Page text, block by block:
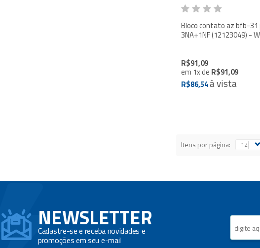
Bloco contato az bfb-
3NA+1NF (12123049) -
R$91,09
em 1xde R$91,09
R$86,54à vista
Itens por página:
NEWSLETTER
Cadastre-se e receba novidades e
promoções em seu e-mail